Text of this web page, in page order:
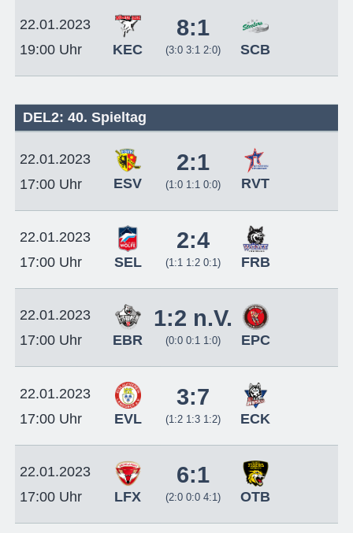
22.01.2023
19:00 Uhr
KEC
8:1
(3:0 3:1 2:0) SCB
DEL2: 40. Spieltag
22.01.2023
17:00 Uhr
ESV
2:1
(1:0 1:1 0:0) RVT
22.01.2023
17:00 Uhr
SEL
2:4
(1:1 1:2 0:1) FRB
22.01.2023
17:00 Uhr
EBR
1:2 n.V.
(0:0 0:1 1:0) EPC
22.01.2023
17:00 Uhr
EVL
3:7
(1:2 1:3 1:2) ECK
22.01.2023
17:00 Uhr
LFX
6:1
(2:0 0:0 4:1) OTB